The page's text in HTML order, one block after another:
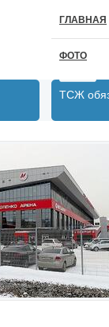
ГЛАВНАЯ
ФОТО
ТСЖ